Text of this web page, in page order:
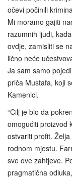
očevi počinili
Mi moramo gajiti
razumnih ljudi,
ovdje, zamisliti se
lično neće
Ja sam samo
priča Mustafa, koji
Kamenici.
“Cilj je bio da
omogućiti proizvod
ostvariti profit.
rodnom mjestu.
sve ove zahtjeve.
pragmatična